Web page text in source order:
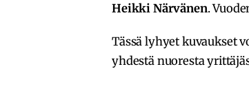
Heikki Närvänen.
Tässä lyhyet kuvaukset
yhdestä nuoresta